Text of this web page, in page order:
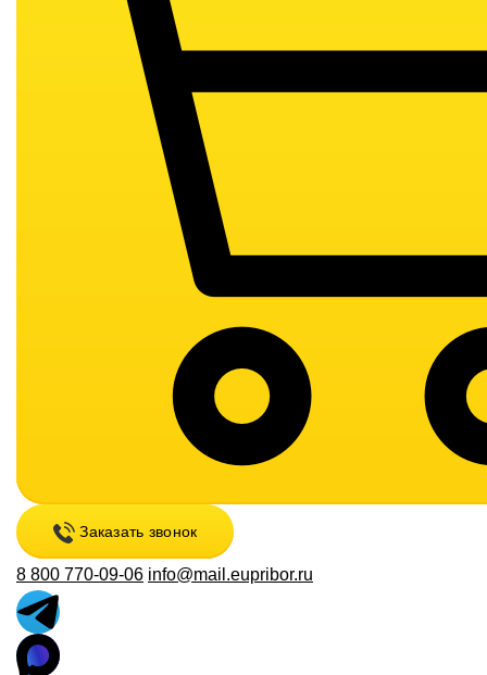
Заказать звонок
8 800 770-09-06 info@mail.eupribor.ru